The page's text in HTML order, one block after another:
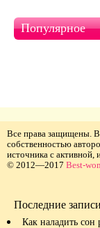
Популярное
Все права защищены.
собственностью
источника с
© 2012—2017 Best-
Последние
Как наладить сон